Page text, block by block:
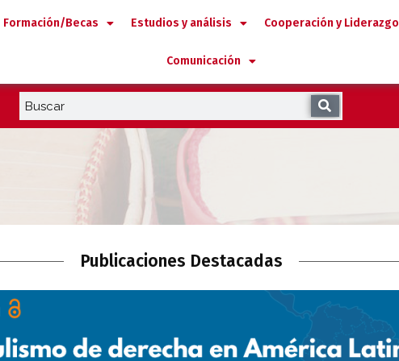
Formación/Becas Estudios y análisis Cooperación y Liderazgo
Comunicación
Publicaciones Destacadas